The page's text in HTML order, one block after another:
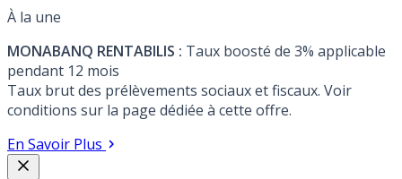
À la une
MONABANQ RENTABILIS : Taux boosté de 3% applicable
pendant 12 mois
Taux brut des prélèvements sociaux et fiscaux. Voir
conditions sur la page dédiée à cette offre.
En Savoir Plus